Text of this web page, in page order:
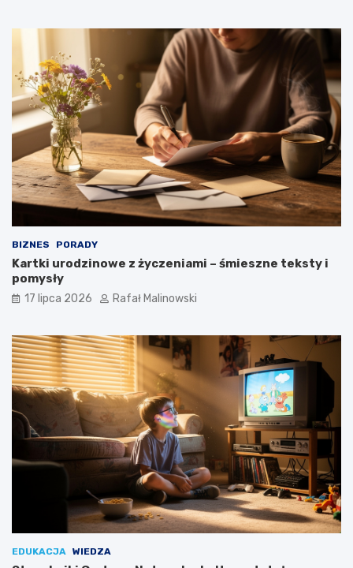
BIZNES PORADY
Kartki urodzinowe z życzeniami – śmieszne teksty i
pomysły
17 lipca 2026 Rafał Malinowski
EDUKACJA WIEDZA